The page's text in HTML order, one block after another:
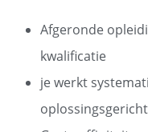
Afgeronde
kwalificatie
je werkt
oplossingsgericht